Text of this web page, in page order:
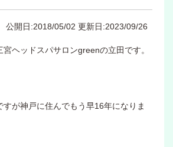
公開日:2018/05/02 更新日:2023/09/26
ヘッドスパサロンgreenの立田です。
が神戸に住んでもう早16年になりま